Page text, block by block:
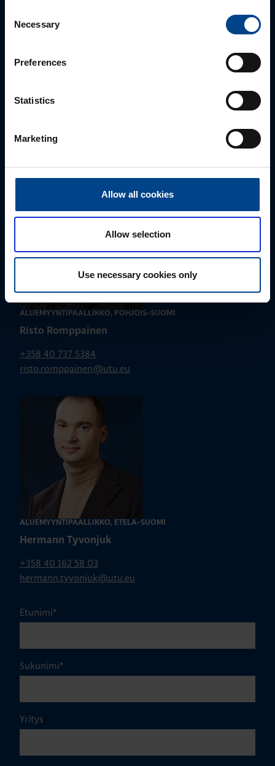
Selection
Necessary
Preferences
Statistics
Marketing
Allow all cookies
Allow selection
Use necessary cookies only
ALUEMYYNTIPÄÄLLIKKÖ, ITÄ-SUOMI
+358 40 687 7998
ALUEMYYNTIPÄÄLLIKKÖ, POHJOIS-SUOMI
Risto Romppainen
+358 40 737 5384
risto.romppainen@utu.eu
ALUEMYYNTIPÄÄLLIKKÖ, ETELÄ-SUOMI
Hermann Tyvonjuk
+358 40 162 58 03
hermann.tyvonjuk@utu.eu
Etunimi*
Sukunimi*
Yritys